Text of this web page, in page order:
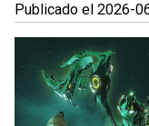
Publicado el 2026-